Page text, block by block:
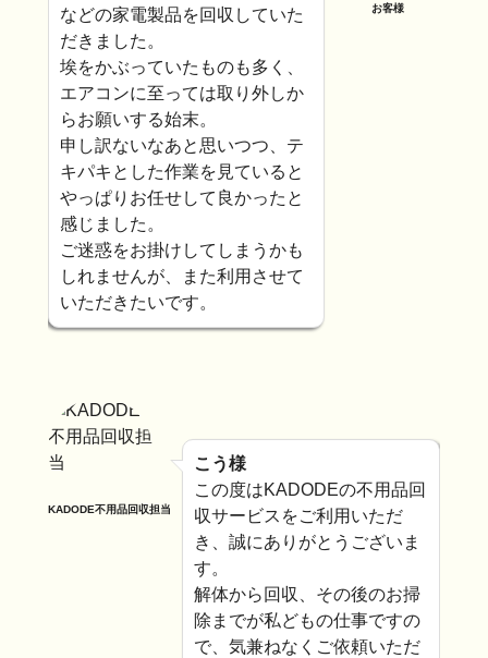
などの家電製品を回収していた
だきました。
埃をかぶっていたものも多く、
エアコンに至っては取り外しか
らお願いする始末。
申し訳ないなあと思いつつ、テ
キパキとした作業を見ていると
やっぱりお任せして良かったと
感じました。
ご迷惑をお掛けしてしまうかも
しれませんが、また利用させて
いただきたいです。
お客様
KADODE不用品回収担当
こう様
この度はKADODEの不用品回
収サービスをご利用いただ
き、誠にありがとうございま
す。
解体から回収、その後のお掃
除までが私どもの仕事ですの
で、気兼ねなくご依頼いただ